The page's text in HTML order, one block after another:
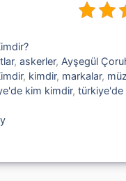
,askerler, Ayşegül
, kimdir, markalar,
kim kimdir, türkiye'de